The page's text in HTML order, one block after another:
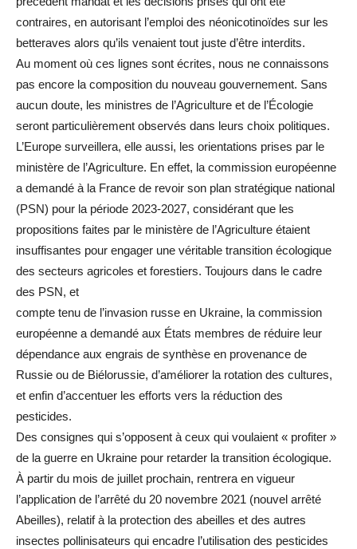
contraires, en autorisant l’emploi des néonicotinoïdes sur les
betteraves alors qu’ils venaient tout juste d’être interdits.
Au moment où ces lignes sont écrites, nous ne connaissons
pas encore la composition du nouveau gouvernement. Sans
aucun doute, les ministres de l’Agriculture et de l’Écologie
seront particulièrement observés dans leurs choix politiques.
L’Europe surveillera, elle aussi, les orientations prises par le
ministère de l’Agriculture. En effet, la commission européenne
a demandé à la France de revoir son plan stratégique national
(PSN) pour la période 2023-2027, considérant que les
propositions faites par le ministère de l’Agriculture étaient
insuffisantes pour engager une véritable transition écologique
des secteurs agricoles et forestiers. Toujours dans le cadre
des PSN, et
compte tenu de l’invasion russe en Ukraine, la commission
européenne a demandé aux États membres de réduire leur
dépendance aux engrais de synthèse en provenance de
Russie ou de Biélorussie, d’améliorer la rotation des cultures,
et enfin d’accentuer les efforts vers la réduction des
pesticides.
Des consignes qui s’opposent à ceux qui voulaient « profiter »
de la guerre en Ukraine pour retarder la transition écologique.
À partir du mois de juillet prochain, rentrera en vigueur
l’application de l’arrêté du 20 novembre 2021 (nouvel arrêté
Abeilles), relatif à la protection des abeilles et des autres
insectes pollinisateurs qui encadre l’utilisation des pesticides